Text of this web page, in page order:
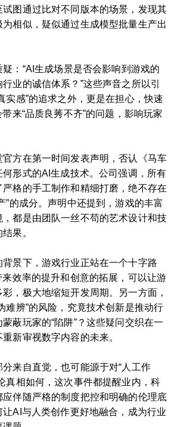
图通过比对不同版本的场景，发现其
相似，疑似通过生成模型批量生产出
：“AI生成场景是否会影响到游戏的
业的诚信体系？”这些声音之所以引
实感”的追求之外，更是在担心，快速
来“品质良莠不齐”的问题，影响玩家
方在第一时间发表声明，否认《马车
形式的AI生成技术。公司强调，所有
格的手工制作和精细打磨，绝不存在
”的成分。声明中还提到，游戏的丰富
都是由团队一丝不苟的艺术设计和技
果。
景下，游戏行业正站在一个十字路
效率的提升和创意的拓展，可以让游
，极大地缩短开发周期。另一方面，
难辨”的风险，究竟技术创新是推动行
蔽玩家的“陷阱”？这些疑问交织在一
新审视数字内容的未来。
来自直觉，也可能源于对“人工作
真相如何，这次事件都提醒业内，科
伴随严格的制度把控和明确的伦理底
AI与人类创作更好地融合，成为行业